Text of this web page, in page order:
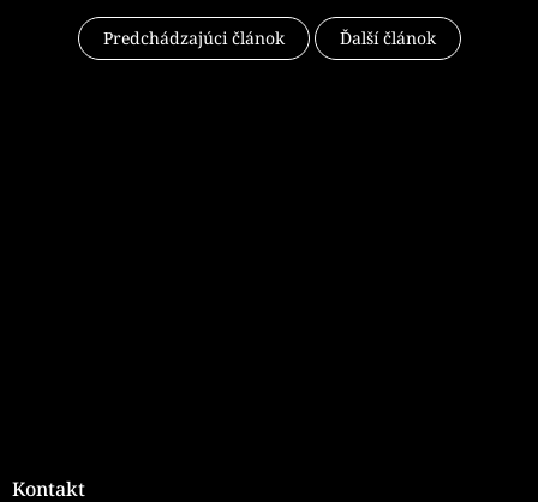
Predchádzajúci článok Ďalší článok
Kontakt